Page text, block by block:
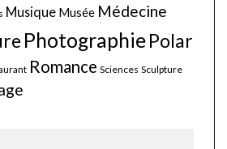
Musique Musée Médecine
PhotographiePolar
Romance Sciences Sculpture